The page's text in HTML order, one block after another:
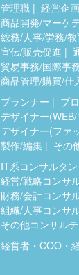
管理職
経営企
商品開発/マーケ
総務/人事/労務/
宣伝/販売促進
貿易事務/国際事
商品管理/購買/仕
プランナー
プ
デザイナー
デザイナー(ファ
製作/編集
その
IT系コンサルタン
経営/戦略コンサ
財務/会計コンサ
組織/人事コンサ
その他コンサル
経営者・COO・